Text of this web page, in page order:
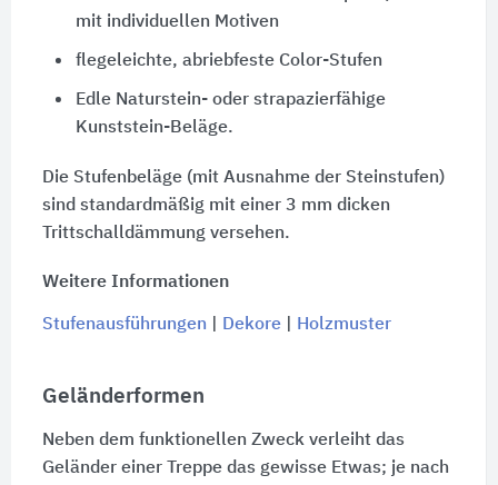
mit individuellen Motiven
flegeleichte, abriebfeste Color-Stufen
Edle Naturstein- oder strapazierfähige
Kunststein-Beläge.
Die Stufenbeläge (mit Ausnahme der Steinstufen)
sind standardmäßig mit einer 3 mm dicken
Trittschalldämmung versehen.
Weitere Informationen
Stufenausführungen Dekore| Holzmuster
Geländerformen
Neben dem funktionellen Zweck verleiht das
Geländer einer Treppe das gewisse Etwas; je nach